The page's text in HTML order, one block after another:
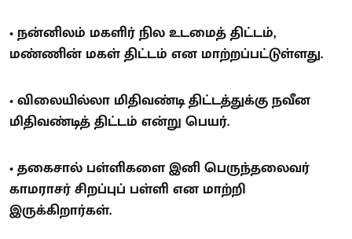
• நன்னிலம் மகளிர் நில உடமைத் திட்டம்,
மண்ணின் மகள் திட்டம் என மாற்றப்பட்டுள்ளது.
• விலையில்லா மிதிவண்டி திட்டத்துக்கு நவீன
மிதிவண்டித் திட்டம் என்று பெயர்.
• தகைசால் பள்ளிகளை இனி பெருந்தலைவர்
காமராசர் சிறப்புப் பள்ளி என மாற்றி
இருக்கிறார்கள்.